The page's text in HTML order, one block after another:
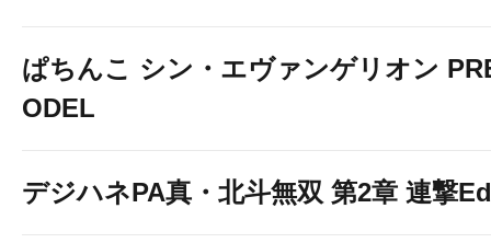
ぱちんこ シン・エヴァンゲリオン
ODEL
デジハネPA真・北斗無双 第2章 連撃